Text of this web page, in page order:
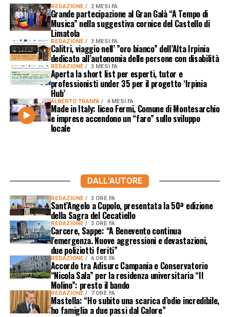
REDAZIONE 2 MESI FA
Grande partecipazione al Gran Galà “A Tempo di
Musica” nella suggestiva cornice del Castello di
Limatola
REDAZIONE 3 MESI FA
Calitri, viaggio nell’ ”oro bianco” dell’Alta Irpinia
dedicato all’autonomia delle persone con disabilità
REDAZIONE 3 MESI FA
Aperta la short list per esperti, tutor e
professionisti under 35 per il progetto ‘Irpinia
Hub’
ALBERTO TRANFA 4 MESI FA
Made in Italy: liceo Fermi, Comune di Montesarchio
e imprese accendono un “faro” sullo sviluppo
locale
DALL'AUTORE
REDAZIONE 3 ORE FA
Sant’Angelo a Cupolo, presentata la 50ª edizione
della Sagra del Cecatiello
REDAZIONE 3 ORE FA
Carcere, Sappe: “A Benevento continua
l’emergenza. Nuove aggressioni e devastazioni,
due poliziotti feriti”
REDAZIONE 6 ORE FA
Accordo tra Adisurc Campania e Conservatorio
“Nicola Sala” per la residenza universitaria “Il
Molino”: presto il bando
REDAZIONE 7 ORE FA
Mastella: “Ho subito una scarica d’odio incredibile,
ho famiglia a due passi dal Calore”